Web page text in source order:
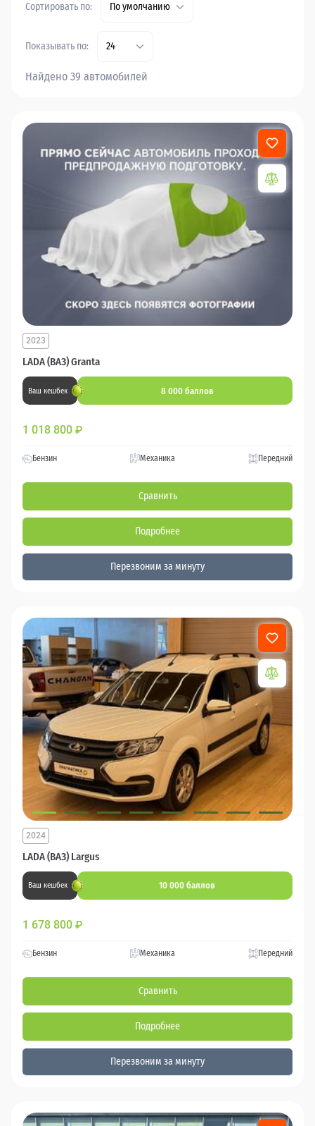
Сортировать по: По умолчанию
Показывать по: 24
Найдено 39 автомобилей
LADA (ВАЗ) Granta
2023
Ваш кешбек 8 000 баллов
1 018 800 ₽
Бензин Механика Передний
Сравнить
Подробнее
Перезвоним за минуту
LADA (ВАЗ) Largus
2024
Ваш кешбек 10 000 баллов
1 678 800 ₽
Бензин Механика Передний
Сравнить
Подробнее
Перезвоним за минуту